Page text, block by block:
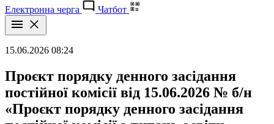
Електронна черга
Чатбот
15.06.2026 08:24
Проєкт порядку денного засідання
постійної комісії від 15.06.2026 № б/н
«Проєкт порядку денного засідання